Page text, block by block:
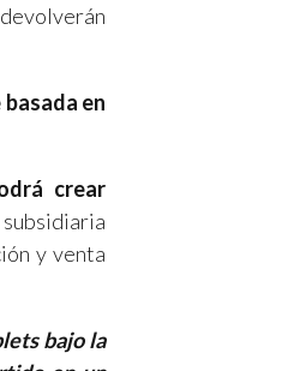
en
crear
subsidiaria
y venta
bajo la